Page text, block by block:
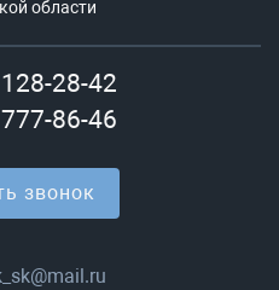
области
28-42
86-46
звонок